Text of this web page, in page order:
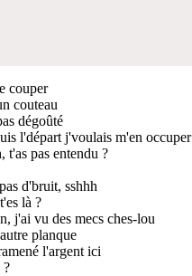
couper
couteau
dégoûté
l'départ j'voulais m'en occuper
t'as pas entendu ?
d'bruit, sshhh
là ?
j'ai vu des mecs ches-lou
planque
l'argent ici
?